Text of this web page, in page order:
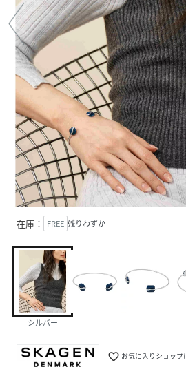
在庫： FREE 残りわずか
シルバー
favorite_border お気に入りショップ